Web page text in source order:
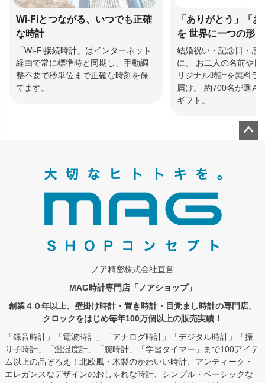
Wi-Fiとつながる、いつでも正確
な時計
「Wi-Fi接続時計」はインターネット
経由で常に標準時と同期し、手動調
整不要で秒単位まで正確な時刻を保
てます。
「ありがとう」「
を 世界に一つの形
結婚祝い・記念日・感
に。 お二人の名前や日
リジナル時計を無料ラ
届け。 約700名が選ん
ギフト。
ノア精密株式会社直営
MAG時計専門店「ノアショップ」
創業４０年以上、壁掛け時計・置き時計・目覚まし時計の専門店。
クロックをはじめ毎年100万個以上の販売実績！
「録音時計」「電波時計」「アナログ時計」「デジタル時計」「振
り子時計」「温湿度計」「腕時計」「学習タイマー」まで100アイテ
ム以上の品ぞろえ！北欧風・木製のかわいい時計、アンティーク・
エレガンスなデザインのおしゃれな時計、シンプル・ベーシックな